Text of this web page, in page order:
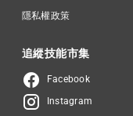
隱私權政策
追縱技能市集
Facebook
Instagram